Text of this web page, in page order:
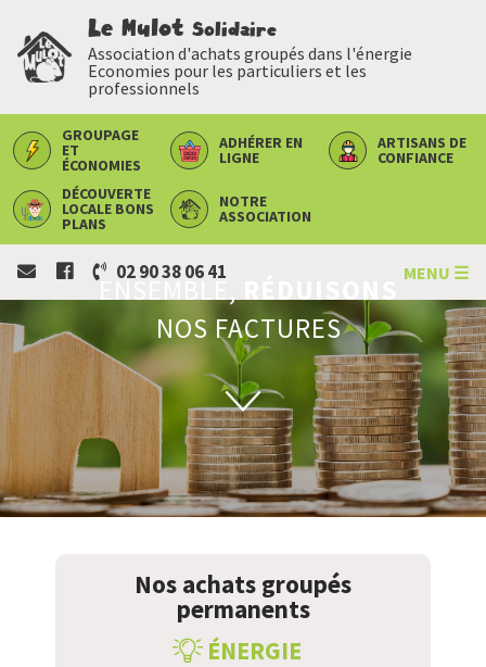
Le Mulot Solidaire
Association d'achats groupés dans l'énergie
Economies pour les particuliers et les
professionnels
GROUPAGE
ET
ÉCONOMIES
ADHÉRER EN
LIGNE
ARTISANS DE
CONFIANCE
DÉCOUVERTE
LOCALE BONS
PLANS
NOTRE
ASSOCIATION
02 90 38 06 41 MENU ☰
ENSEMBLE,
NOS FACTURES
Nos achats groupés
permanents
ÉNERGIE